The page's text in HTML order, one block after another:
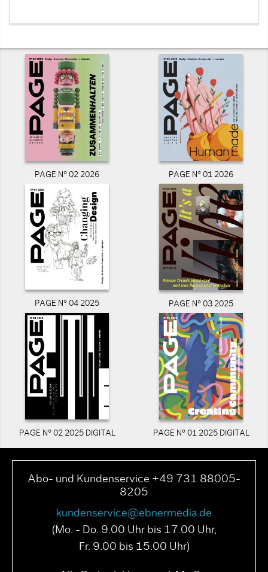
PAGE N° 02 2026 PAGE N° 01 2026
PAGE N° 04 2025 PAGE N° 03 2025
PAGE N° 02 2025 DIGITAL PAGE N° 01 2025 DIGITAL
Abo- und Kundenservice +49 731 88005-
8205
kundenservice@ebnermedia.de
(Mo. - Do. 9.00 Uhr bis 17.00 Uhr,
Fr. 9.00 bis 15.00 Uhr)